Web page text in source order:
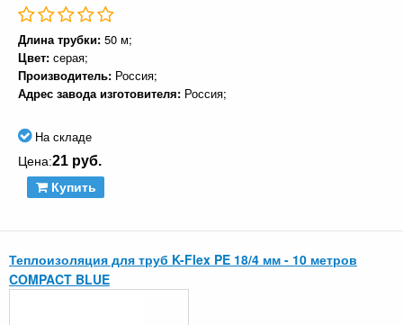
Длина трубки: 50 м;
Цвет: серая;
Производитель: Россия;
Адрес завода изготовителя: Россия;
На складе
Цена:21 руб.
Купить
Теплоизоляция для труб K-Flex PE 18/4 мм - 10 метров
COMPACT BLUE